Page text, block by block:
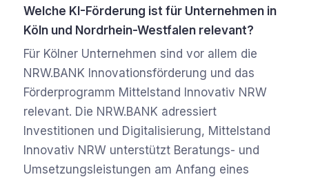
Welche KI-Förderung ist für Unternehmen in
Köln und Nordrhein-Westfalen relevant?
Für Kölner Unternehmen sind vor allem die
NRW.BANK Innovationsförderung und das
Förderprogramm Mittelstand Innovativ NRW
relevant. Die NRW.BANK adressiert
Investitionen und Digitalisierung, Mittelstand
Innovativ NRW unterstützt Beratungs- und
Umsetzungsleistungen am Anfang eines